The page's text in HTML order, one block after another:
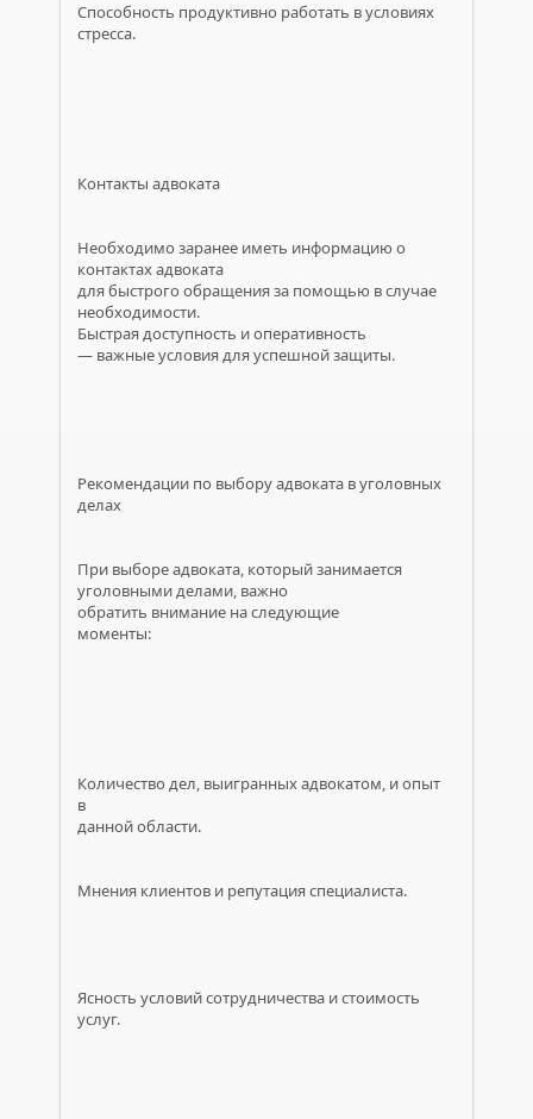
Способность продуктивно работать в условиях
стресса.
Контакты адвоката
Необходимо заранее иметь информацию о
контактах адвоката
для быстрого обращения за помощью в случае
необходимости.
Быстрая доступность и оперативность
— важные условия для успешной защиты.
Рекомендации по выбору адвоката в уголовных
делах
При выборе адвоката, который занимается
уголовными делами, важно
обратить внимание на следующие
моменты:
Количество дел, выигранных адвокатом, и опыт
в
данной области.
Мнения клиентов и репутация специалиста.
Ясность условий сотрудничества и стоимость
услуг.